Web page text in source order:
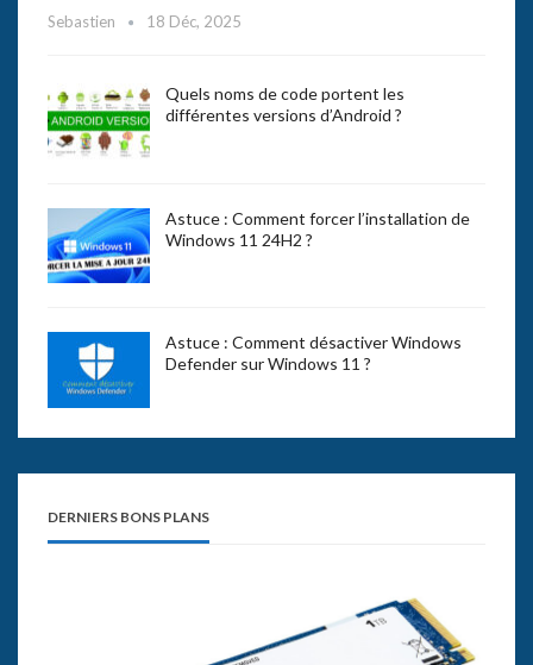
Sebastien 18 Déc, 2025
Quels noms de code portent les
différentes versions d’Android ?
Astuce : Comment forcer l’installation de
Windows 11 24H2 ?
Astuce : Comment désactiver Windows
Defender sur Windows 11 ?
DERNIERS BONS PLANS